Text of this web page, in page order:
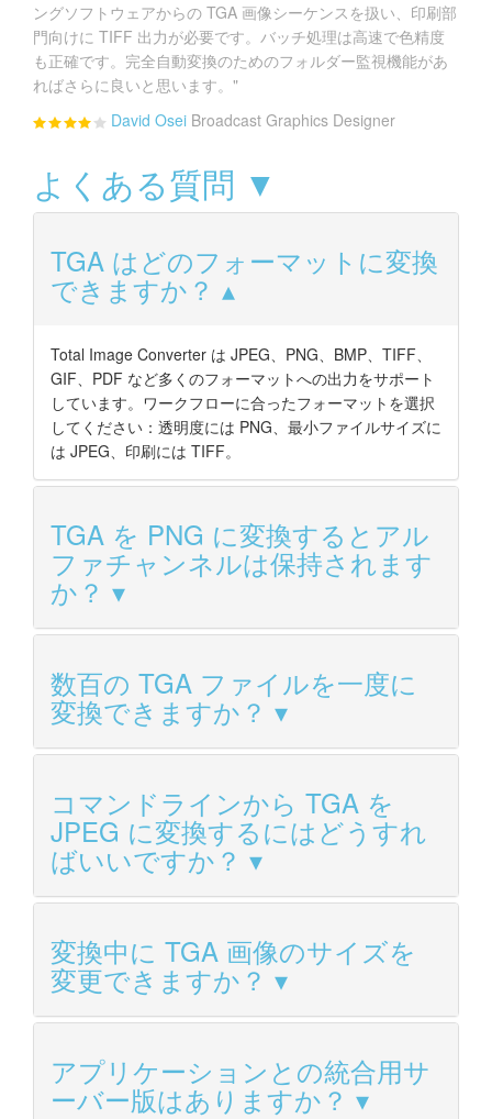
ングソフトウェアからの TGA 画像シーケンスを扱い、印刷部
門向けに TIFF 出力が必要です。バッチ処理は高速で色精度
も正確です。完全自動変換のためのフォルダー監視機能があ
ればさらに良いと思います。"
David Osei Broadcast Graphics Designer
よくある質問 ▼
TGA はどのフォーマットに変換
できますか？
Total Image Converter は JPEG、PNG、BMP、TIFF、
GIF、PDF など多くのフォーマットへの出力をサポート
しています。ワークフローに合ったフォーマットを選択
してください：透明度には PNG、最小ファイルサイズに
は JPEG、印刷には TIFF。
TGA を PNG に変換するとアル
ファチャンネルは保持されます
か？
数百の TGA ファイルを一度に
変換できますか？
コマンドラインから TGA を
JPEG に変換するにはどうすれ
ばいいですか？
変換中に TGA 画像のサイズを
変更できますか？
アプリケーションとの統合用サ
ーバー版はありますか？